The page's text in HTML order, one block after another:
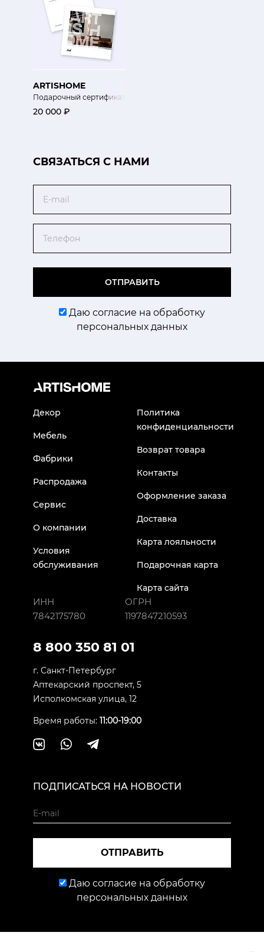
ARTISHOME
Подарочный сертификат
20 000 ₽
CВЯЗАТЬСЯ С НАМИ
ОТПРАВИТЬ
Даю согласие на обработку
персональных данных
Декор
Мебель
Фабрики
Распродажа
Сервис
О компании
Условия
обслуживания
Политика
конфиденциальности
Возврат товара
Контакты
Оформление заказа
Доставка
Карта лояльности
Подарочная карта
Карта сайта
ИНН
7842175780
ОГРН
1197847210593
8 800 350 81 01
г. Санкт-Петербург
Аптекарский проспект, 5
Исполкомская улица, 12
Время работы: 11:00-19:00
ПОДПИСАТЬСЯ НА НОВОСТИ
ОТПРАВИТЬ
Даю согласие на обработку
персональных данных